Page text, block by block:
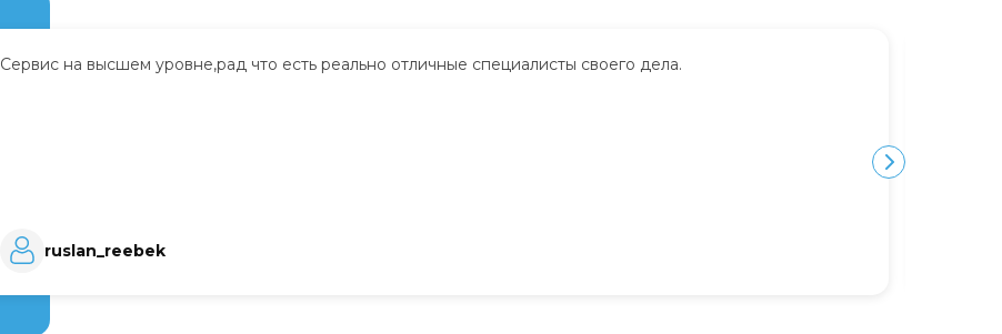
Сервис на высшем уровне,рад что есть реально отличные специалисты своего дела.
ruslan_reebek